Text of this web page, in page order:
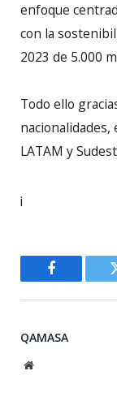
enfoque
con la
2023 de 5.000
Todo ello
LATAM y
¡
Facebook
QAMASA
Website